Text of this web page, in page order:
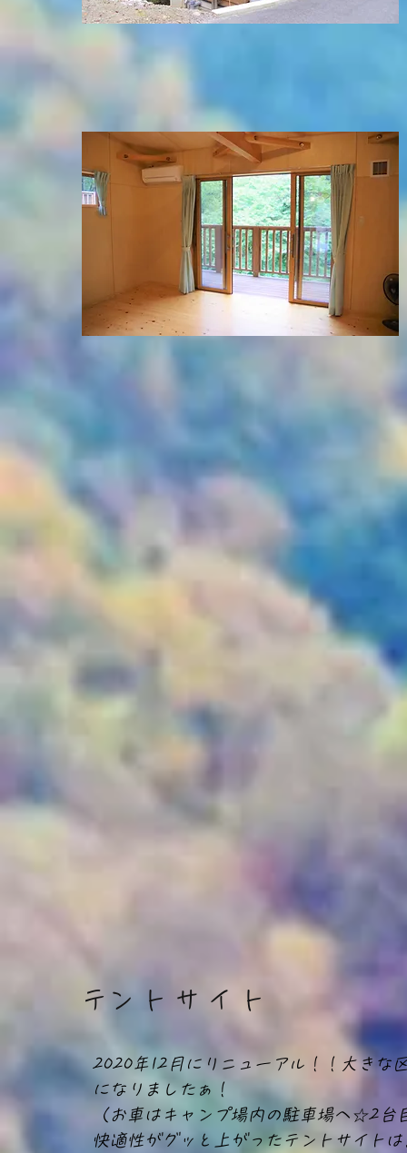
​テントサイト
2020年12月にリニューアル！！大きな
になりましたぁ！
（お車はキャンプ場内の駐車場へ☆2台
快適性がグッと上がったテントサイト